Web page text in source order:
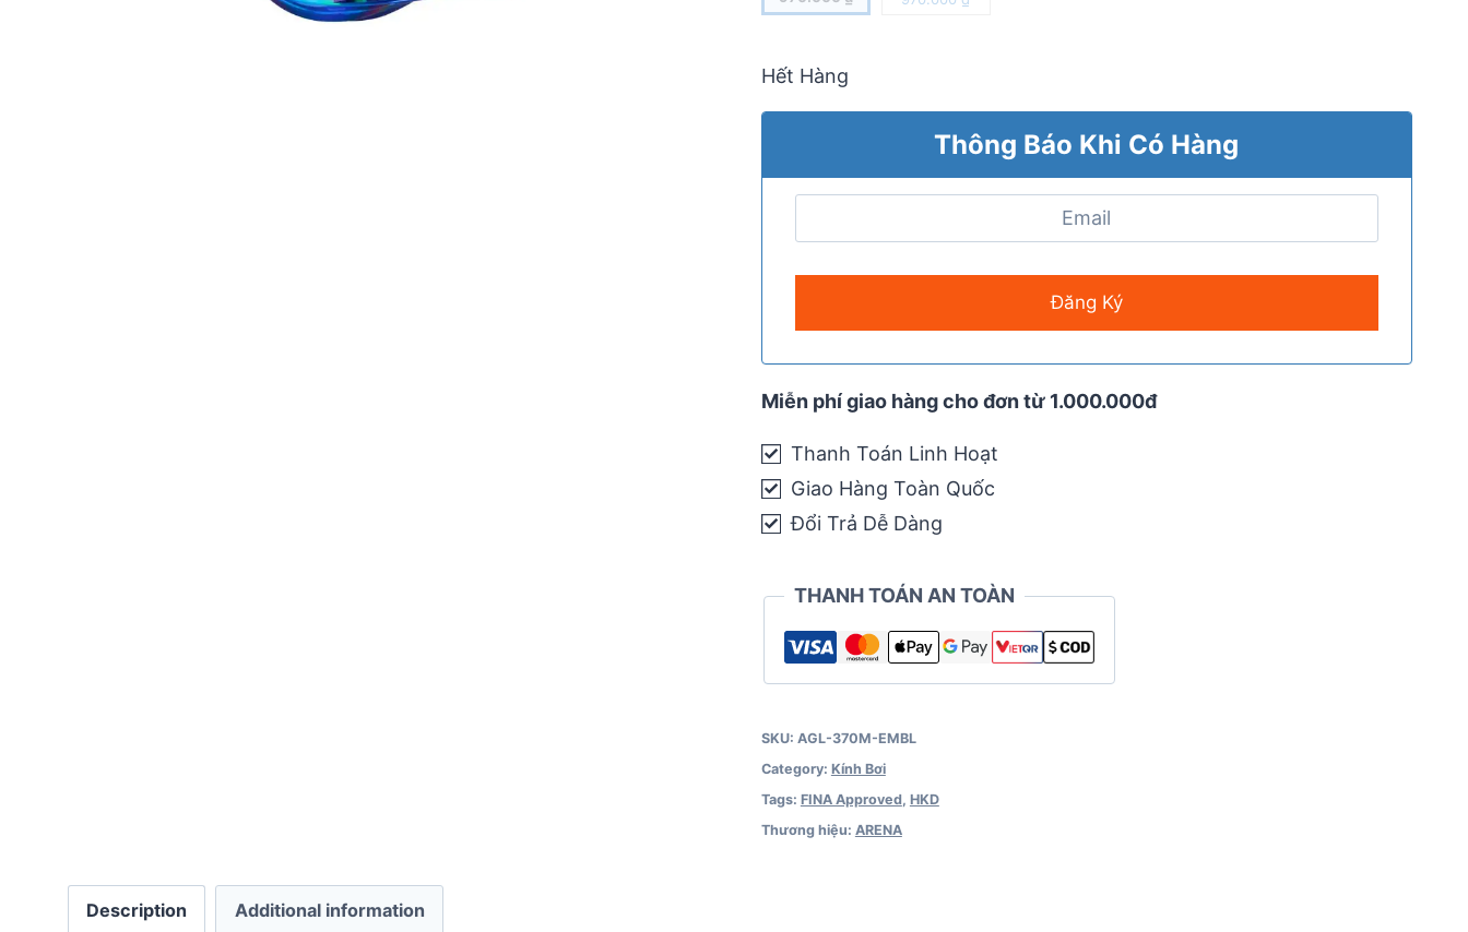
Hết Hàng
Thông Báo Khi Có Hàng
Miễn phí giao hàng cho đơn từ 1.000.000đ
Thanh Toán Linh Hoạt
Giao Hàng Toàn Quốc
Đổi Trả Dễ Dàng
THANH TOÁN AN TOÀN
SKU: AGL-370M-EMBL
Category: Kính Bơi
Tags: FINA Approved, HKD
Thương hiệu: ARENA
Description Additional information